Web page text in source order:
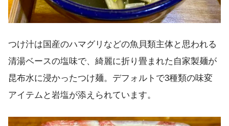
つけ汁は国産のハマグリなどの魚貝類主体と思われる
清湯ベースの塩味で、綺麗に折り畳まれた自家製麺が
昆布水に浸かったつけ麺。デフォルトで3種類の味変
アイテムと岩塩が添えられています。